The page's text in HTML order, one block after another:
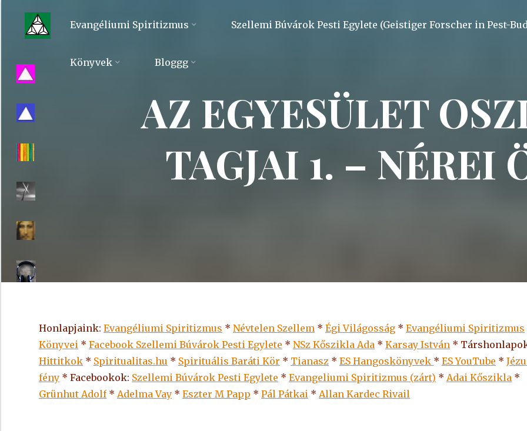
content
Evangéliumi
Evangéliumi Spiritizmus Szellemi Búvárok Pesti Egylete (Geistiger Forscher in Pest-
Könyvek Bloggg
AZ EGYESÜLET
TAGJAI 1. – NÉREI
Honlapjaink: Evangéliumi Spiritizmus * Névtelen Szellem * Égi Világosság * Evangéliumi Spiritizmus
Könyvei * Facebook Szellemi Búvárok Pesti Egylete * NSz Kőszikla Ada * Karsay István *
Hittitkok * Spiritualitas.hu * Spirituális Baráti Kör * Tianasz * ES Hangoskönyvek * ESYouTube *
fény * Facebookok: Szellemi Búvárok Pesti Egylete * Evangeliumi Spiritizmus (zárt) * Adai Kőszikla *
Grünhut Adolf* Adelma Vay * Eszter M Papp * Pál Pátkai * Allan Kardec Rivail